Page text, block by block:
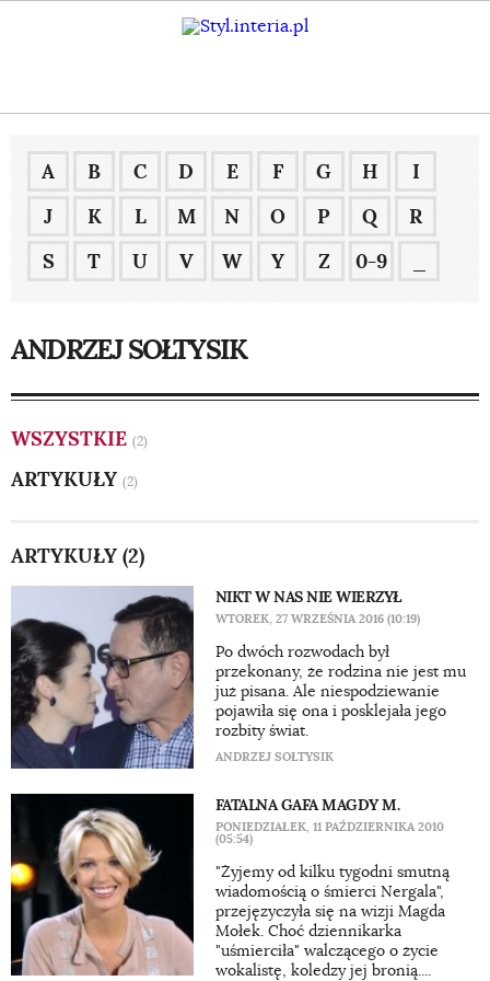
A B C D E F G H
I
J
K L M N O P Q
R
S
T U V W Y Z 0-9
ANDRZEJ SOŁTYSIK
WSZYSTKIE (2)
ARTYKUŁY (2)
ARTYKUŁY (2)
NIKT W NAS NIE WIERZYŁ
WTOREK, 27 WRZEŚNIA 2016 (10:19)
Po dwóch rozwodach był
przekonany, że rodzina nie jest mu
już pisana. Ale niespodziewanie
pojawiła się ona i posklejała jego
rozbity świat.
ANDRZEJ SOŁTYSIK
FATALNA GAFA MAGDY M.
PONIEDZIAŁEK, 11 PAŹDZIERNIKA 2010
(05:54)
"Żyjemy od kilku tygodni smutną
wiadomością o śmierci Nergala",
przejęzyczyła się na wizji Magda
Mołek. Choć dziennikarka
"uśmierciła" walczącego o życie
wokalistę, koledzy jej bronią....